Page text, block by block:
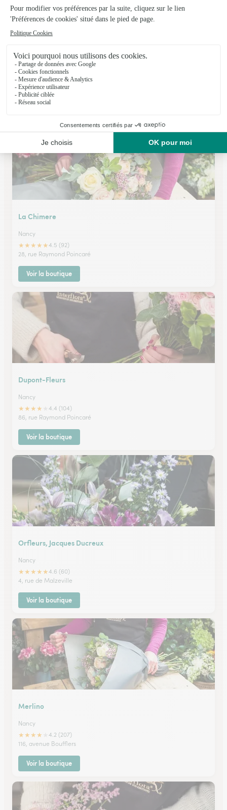
Eglantine Fleurs
Nancy
★★★★★4.7 (130)
48, rue Jeanne d'Arc
La Chimere
Nancy
★★★★★4.5 (92)
28, rue Raymond Poincaré
Voir la boutique
Dupont-Fleurs
Nancy
★★★★
4.4 (104)
86, rue Raymond Poincaré
Voir la boutique
Orfleurs, Jacques Ducreux
Nancy
★★★★★4.6 (60)
4, rue de Malzeville
Voir la boutique
Merlino
Nancy
★★★★
4.2 (207)
116, avenue Boufflers
Voir la boutique